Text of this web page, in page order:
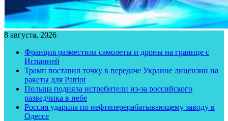
8 августа, 2026
Франция разместила самолеты и дроны на границе с
Испанией
Трамп поставил точку в передаче Украине лицензии на
ракеты для Patriot
Польша подняла истребители из-за российского
разведчика в небе
Россия ударила по нефтеперерабатывающему заводу в
Одессе